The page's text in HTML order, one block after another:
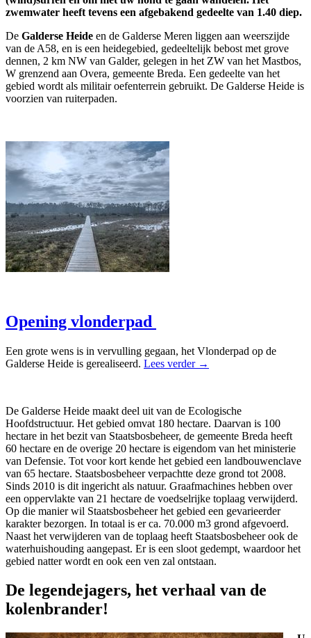
zwemwater heeft tevens een afgebakend gedeelte van 1.40 diep.
De Galderse Heide en de Galderse Meren liggen aan weerszijde
van de A58, en is een heidegebied, gedeeltelijk bebost met grove
dennen, 2 km NW van Galder, gelegen in het ZW van het Mastbos,
W grenzend aan Overa, gemeente Breda. Een gedeelte van het
gebied wordt als militair oefenterrein gebruikt. De Galderse Heide is
voorzien van ruiterpaden.
Opening vlonderpad
Een grote wens is in vervulling gegaan, het Vlonderpad op de
Galderse Heide is gerealiseerd. Lees verder →
De Galderse Heide maakt deel uit van de Ecologische
Hoofdstructuur. Het gebied omvat 180 hectare. Daarvan is 100
hectare in het bezit van Staatsbosbeheer, de gemeente Breda heeft
60 hectare en de overige 20 hectare is eigendom van het ministerie
van Defensie. Tot voor kort kende het gebied een landbouwenclave
van 65 hectare. Staatsbosbeheer verpachtte deze grond tot 2008.
Sinds 2010 is dit ingericht als natuur. Graafmachines hebben over
een oppervlakte van 21 hectare de voedselrijke toplaag verwijderd.
Op die manier wil Staatsbosbeheer het gebied een gevarieerder
karakter bezorgen. In totaal is er ca. 70.000 m3 grond afgevoerd.
Naast het verwijderen van de toplaag heeft Staatsbosbeheer ook de
waterhuishouding aangepast. Er is een sloot gedempt, waardoor het
gebied natter wordt en ook een ven zal ontstaan.
De legendejagers, het verhaal van de
kolenbrander!